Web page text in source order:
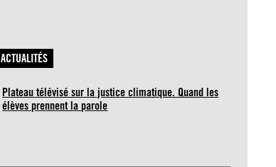
ACTUALITÉS
Plateau télévisé sur la justice climatique. Quand les
élèves prennent la parole